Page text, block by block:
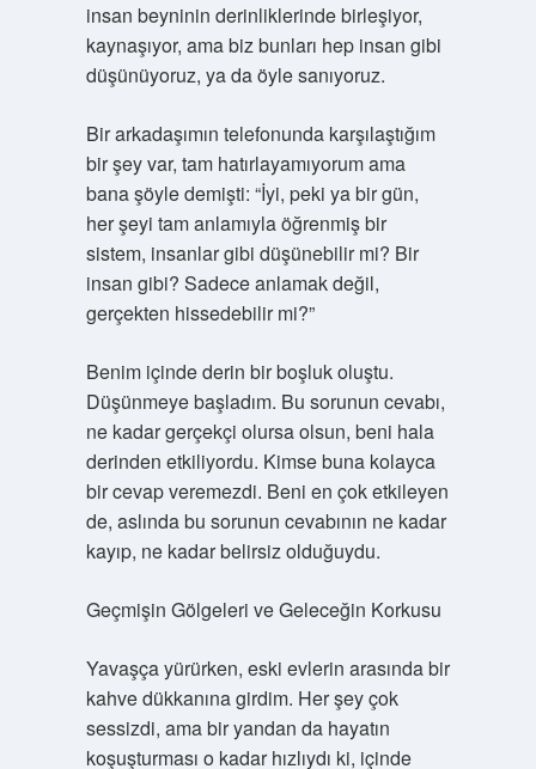
insan beyninin derinliklerinde birleşiyor,
kaynaşıyor, ama biz bunları hep insan gibi
düşünüyoruz, ya da öyle sanıyoruz.
Bir arkadaşımın telefonunda karşılaştığım
bir şey var, tam hatırlayamıyorum ama
bana şöyle demişti: “İyi, peki ya bir gün,
her şeyi tam anlamıyla öğrenmiş bir
sistem, insanlar gibi düşünebilir mi? Bir
insan gibi? Sadece anlamak değil,
gerçekten hissedebilir mi?”
Benim içinde derin bir boşluk oluştu.
Düşünmeye başladım. Bu sorunun cevabı,
ne kadar gerçekçi olursa olsun, beni hala
derinden etkiliyordu. Kimse buna kolayca
bir cevap veremezdi. Beni en çok etkileyen
de, aslında bu sorunun cevabının ne kadar
kayıp, ne kadar belirsiz olduğuydu.
Geçmişin Gölgeleri ve Geleceğin Korkusu
Yavaşça yürürken, eski evlerin arasında bir
kahve dükkanına girdim. Her şey çok
sessizdi, ama bir yandan da hayatın
koşuşturması o kadar hızlıydı ki, içinde